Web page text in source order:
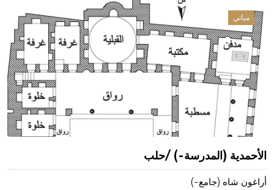
مباني
الأحمدية (المدرسة-) /حلب
أراغون شاه (جامع-)